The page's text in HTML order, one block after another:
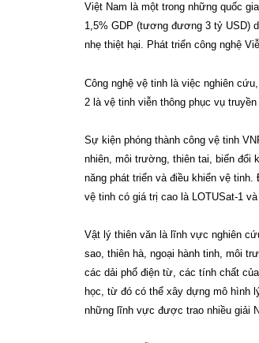
Việt Nam là một trong những quốc
1,5% GDP (tương đương 3 tỷ USD)
nhẹ thiệt hại. Phát triển công nghệ
Công nghệ vệ tinh là việc nghiên
2 là vệ tinh viễn thông phục vụ
Sự kiện phóng thành công vệ tinh
nhiên, môi trường, thiên tai, biến đổi
năng phát triển và điều khiển vệ
vệ tinh có giá trị cao là LOTUSat-1
Vật lý thiên văn là lĩnh vực nghiên
sao, thiên hà, ngoại hành tinh, môi
các dải phổ điện từ, các tính chất
học, từ đó có thể xây dựng mô hình
những lĩnh vực được trao nhiều giải